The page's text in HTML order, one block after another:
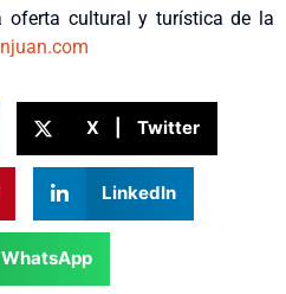
oferta cultural y turística de la
X | Twitter
LinkedIn
WhatsApp